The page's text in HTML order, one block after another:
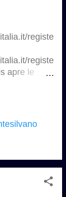
registe
registe
apre le
RAI
abruzzo/vid
fai-
4ddb-
abruzzo/vid